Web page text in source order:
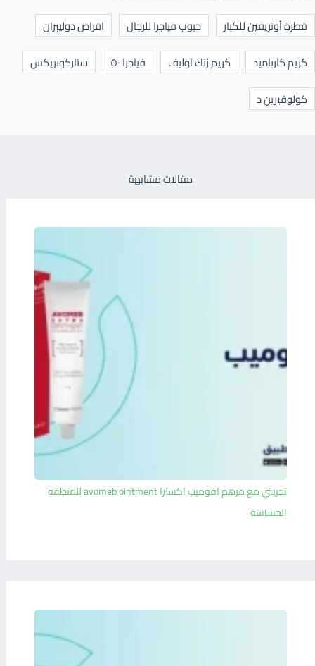
قطرة أوتريفين للكبار
حبوب فياجرا للرجال
اقراص دوليبران
كريم كارباميد
كريم زنك اوليف فياجرا ٥٠
ستاركوبريكس
كولوفيرين د
مقالات مشابهة
تجربتي مع مرهم افوميب اكسترا avomeb ointment للمنطقه
الحساسة